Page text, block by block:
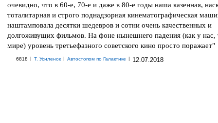
очевидно, что в 60-е, 70-е и даже в 80-е годы наша казенная,
тоталитарная и строго поднадзорная кинематографическая
наштамповала десятки шедевров и сотни очень качественных и
долгоживущих фильмов. На фоне нынешнего падения (как у нас,
мире) уровень третьефазного советского кино просто поражает"
6818 | Т. Усиленок | Автостопом по Галактике | 12.07.2018